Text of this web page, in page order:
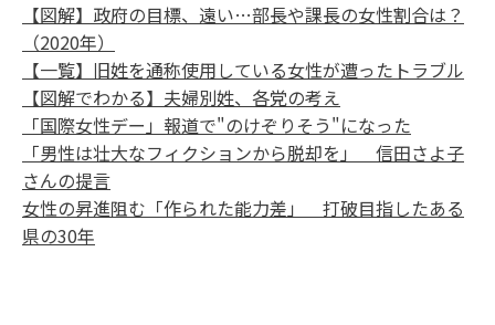
【図解】政府の目標、遠い…部長や課長の女性割合は？
（2020年）
【一覧】旧姓を通称使用している女性が遭ったトラブル
【図解でわかる】夫婦別姓、各党の考え
「国際女性デー」報道で"のけぞりそう"になった
「男性は壮大なフィクションから脱却を」 信田さよ子
さんの提言
女性の昇進阻む「作られた能力差」 打破目指したある
県の30年